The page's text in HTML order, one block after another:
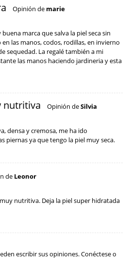
Opinión de marie
marca que salva la piel seca sin
las manos, codos, rodillas, en invierno
sequedad. La regalé también a mi
las manos haciendo jardineria y esta
nutritiva Opinión deSilvia
densa y cremosa, me ha ido
piernas ya que tengo la piel muy seca.
de Leonor
nutritiva. Deja la piel super hidratada
escribir sus opiniones.Conécteseo